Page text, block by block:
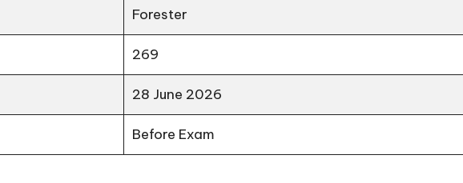
Forester
269
28 June 2026
Before Exam